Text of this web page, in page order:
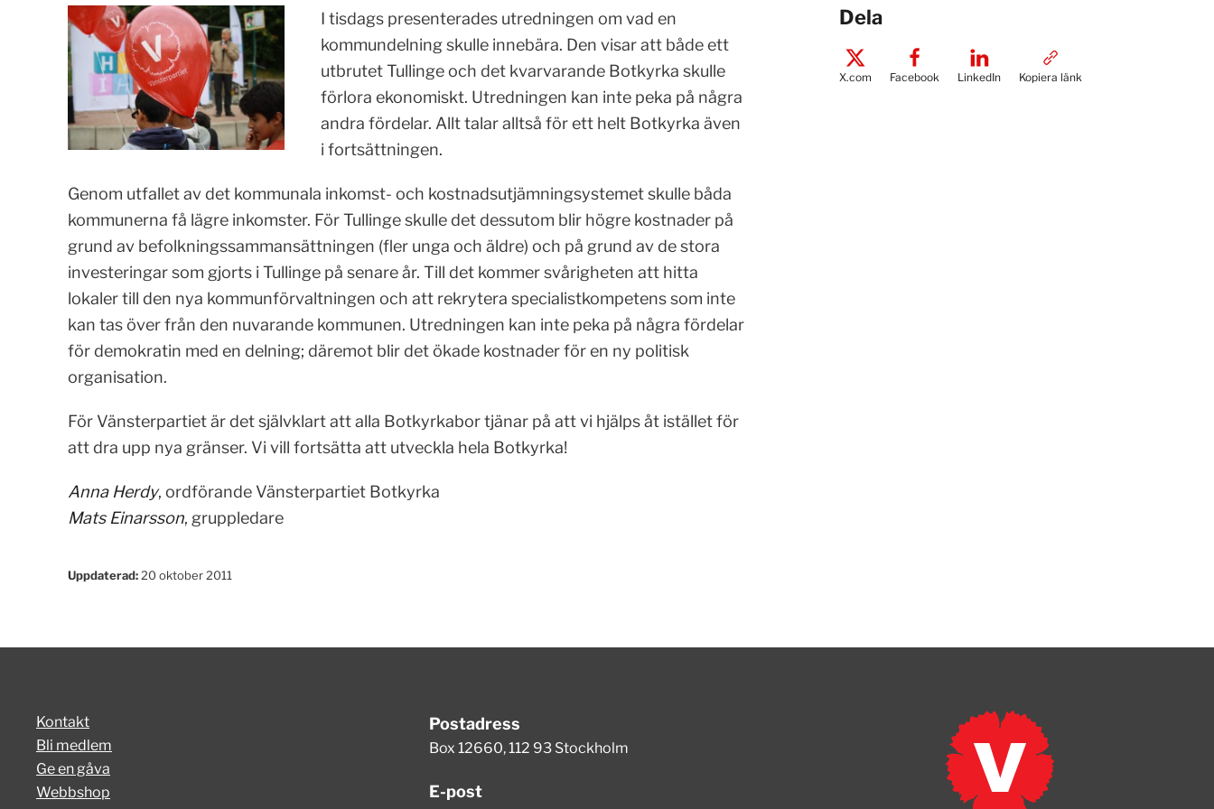
I tisdags presenterades utredningen om vad en
kommundelning skulle innebära. Den visar att både ett
utbrutet Tullinge och det kvarvarande Botkyrka skulle
förlora ekonomiskt. Utredningen kan inte peka på några
andra fördelar. Allt talar alltså för ett helt Botkyrka även
i fortsättningen.
Genom utfallet av det kommunala inkomst- och kostnadsutjämningsystemet skulle båda
kommunerna få lägre inkomster. För Tullinge skulle det dessutom blir högre kostnader på
grund av befolkningssammansättningen (fler unga och äldre) och på grund av de stora
investeringar som gjorts i Tullinge på senare år. Till det kommer svårigheten att hitta
lokaler till den nya kommunförvaltningen och att rekrytera specialistkompetens som inte
kan tas över från den nuvarande kommunen. Utredningen kan inte peka på några fördelar
för demokratin med en delning; däremot blir det ökade kostnader för en ny politisk
organisation.
För Vänsterpartiet är det självklart att alla Botkyrkabor tjänar på att vi hjälps åt istället för
att dra upp nya gränser. Vi vill fortsätta att utveckla hela Botkyrka!
Anna Herdy, ordförande Vänsterpartiet Botkyrka
Mats Einarsson, gruppledare
Uppdaterad:20 oktober 2011
Dela
X.com Facebook LinkedIn Kopiera länk
Kontakt
Bli medlem
Ge en gåva
Webbshop
Postadress
Box 12660, 112 93 Stockholm
E-post